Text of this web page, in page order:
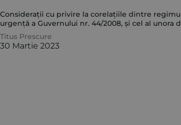
Considerații cu privire la corelațiile dintre
urgență a Guvernului nr. 44/2008, și cel al
Titus Prescure
30 Martie 2023